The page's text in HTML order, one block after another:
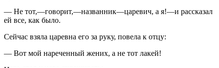
— Не тот,—говорит,—названник—царевич, а я!—и рассказал
ей все, как было.
Сейчас взяла царевна его за руку, повела к отцу:
— Вот мой нареченный жених, а не тот лакей!